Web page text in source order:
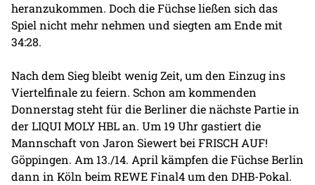
heranzukommen. Doch die Füchse ließen sich das
Spiel nicht mehr nehmen und siegten am Ende mit
34:28.
Nach dem Sieg bleibt wenig Zeit, um den Einzug ins
Viertelfinale zu feiern. Schon am kommenden
Donnerstag steht für die Berliner die nächste Partie in
der LIQUI MOLY HBL an. Um 19 Uhr gastiert die
Mannschaft von Jaron Siewert bei FRISCH AUF!
Göppingen. Am 13./14. April kämpfen die Füchse Berlin
dann in Köln beim REWE Final4 um den DHB-Pokal.